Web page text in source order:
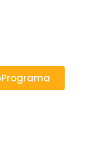
Programa